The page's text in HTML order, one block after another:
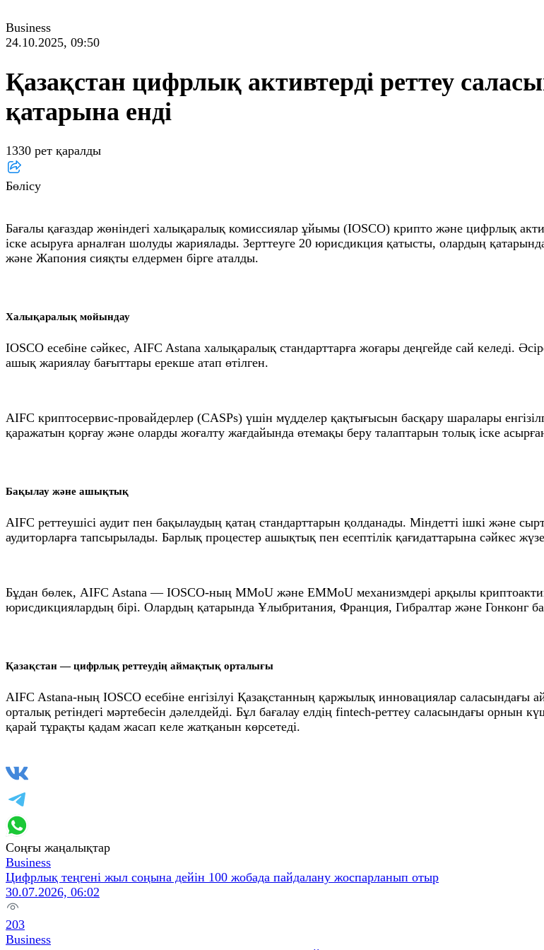
Business
24.10.2025, 09:50
Қазақстан цифрлық активтерді реттеу
қатарына енді
1330 рет қаралды
Бөлісу
Бағалы қағаздар жөніндегі халықаралық комиссиялар ұйымы (IOSCO) крипто және цифрлық
іске асыруға арналған шолуды жариялады. Зерттеуге 20 юрисдикция қатысты, олардың
және Жапония сияқты елдермен бірге аталды.
Халықаралық мойындау
IOSCO есебіне сәйкес, AIFC Astana халықаралық стандарттарға жоғары деңгейде сай келеді.
ашық жариялау бағыттары ерекше атап өтілген.
AIFC криптосервис-провайдерлер (CASPs) үшін мүдделер қақтығысын басқару шаралары
қаражатын қорғау және оларды жоғалту жағдайында өтемақы беру талаптарын толық іске
Бақылау және ашықтық
AIFC реттеушісі аудит пен бақылаудың қатаң стандарттарын қолданады. Міндетті ішкі және
аудиторларға тапсырылады. Барлық процестер ашықтық пен есептілік қағидаттарына сәйкес
Бұдан бөлек, AIFC Astana — IOSCO-ның MMoU және EMMoU механизмдері арқылы
юрисдикциялардың бірі. Олардың қатарында Ұлыбритания, Франция, Гибралтар және Гонконг
Қазақстан — цифрлық реттеудің аймақтық орталығы
AIFC Astana-ның IOSCO есебіне енгізілуі Қазақстанның қаржылық инновациялар саласындағы
орталық ретіндегі мәртебесін дәлелдейді. Бұл бағалау елдің fintech-реттеу саласындағы
қарай тұрақты қадам жасап келе жатқанын көрсетеді.
Соңғы жаңалықтар
Business
Цифрлық теңгені жыл соңына дейін 100 жобада пайдалану жоспарланып отыр
30.07.2026, 06:02
203
Business